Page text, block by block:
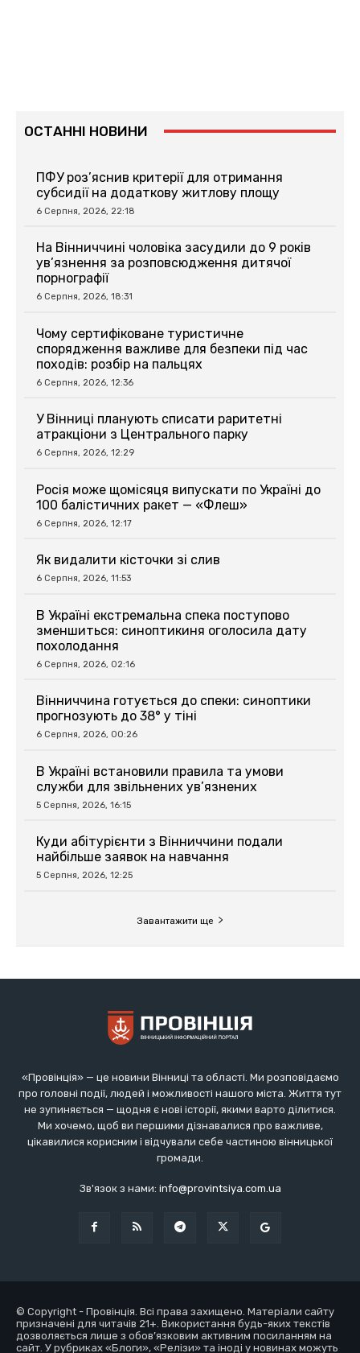
ОСТАННІ НОВИНИ
ПФУ роз’яснив критерії для отримання
субсидії на додаткову житлову площу
6 Серпня, 2026, 22:18
На Вінниччині чоловіка засудили до 9 років
ув’язнення за розповсюдження дитячої
порнографії
6 Серпня, 2026, 18:31
Чому сертифіковане туристичне
спорядження важливе для безпеки під час
походів: розбір на пальцях
6 Серпня, 2026, 12:36
У Вінниці планують списати раритетні
атракціони з Центрального парку
6 Серпня, 2026, 12:29
Росія може щомісяця випускати по Україні до
100 балістичних ракет — «Флеш»
6 Серпня, 2026, 12:17
Як видалити кісточки зі слив
6 Серпня, 2026, 11:53
В Україні екстремальна спека поступово
зменшиться: синоптикиня оголосила дату
похолодання
6 Серпня, 2026, 02:16
Вінниччина готується до спеки: синоптики
прогнозують до 38° у тіні
6 Серпня, 2026, 00:26
В Україні встановили правила та умови
служби для звільнених ув’язнених
5 Серпня, 2026, 16:15
Куди абітурієнти з Вінниччини подали
найбільше заявок на навчання
5 Серпня, 2026, 12:25
Завантажити ще
«Провінція» — це новини Вінниці та області. Ми розповідаємо
про головні події, людей і можливості нашого міста. Життя тут
не зупиняється — щодня є нові історії, якими варто ділитися.
Ми хочемо, щоб ви першими дізнавалися про важливе,
цікавилися корисним і відчували себе частиною вінницької
громади.
Зв'язок з нами: info@provintsiya.com.ua
© Copyright - Провінція. Всі права захищено. Матеріали сайту
призначені для читачів 21+. Використання будь-яких текстів
дозволяється лише з обов’язковим активним посиланням на
сайт. У рубриках «Блоги», «Релізи» та іноді у новинах можуть